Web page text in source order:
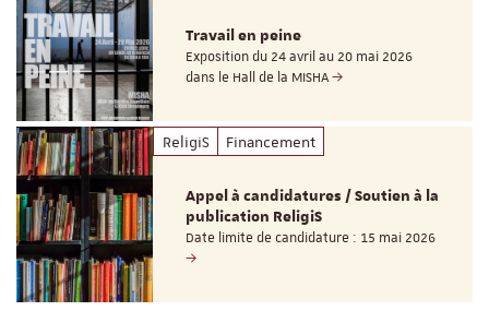
Travail en peine
Exposition du 24 avril au 20 mai 2026
dans le Hall de la MISHA
ReligiS Financement
Appel à candidatures / Soutien à la
publication ReligiS
Date limite de candidature : 15 mai 2026